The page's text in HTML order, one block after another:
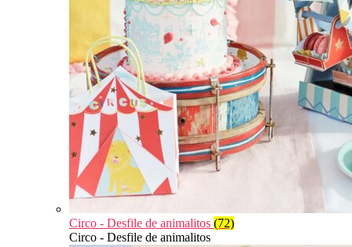
Circo - Desfile de animalitos (72)
Circo - Desfile de animalitos